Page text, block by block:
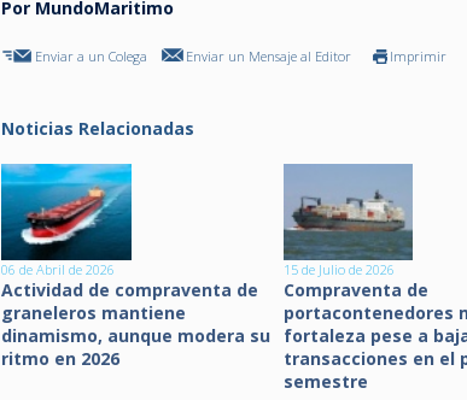
Por MundoMaritimo
Enviar a un Colega Enviar un Mensaje al Editor Imprimir
Noticias Relacionadas
06 de Abril de 2026
Actividad de compraventa de
graneleros mantiene
dinamismo, aunque modera su
ritmo en 2026
15 de Julio de 2026
Compraventa de
portacontenedores
fortaleza pese a
transacciones en el
semestre